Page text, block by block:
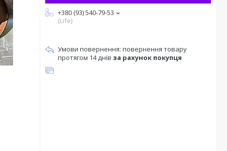
+380 (93) 540-79-53
(Life)
повернення товару
протягом 14 днів за рахунок покупця